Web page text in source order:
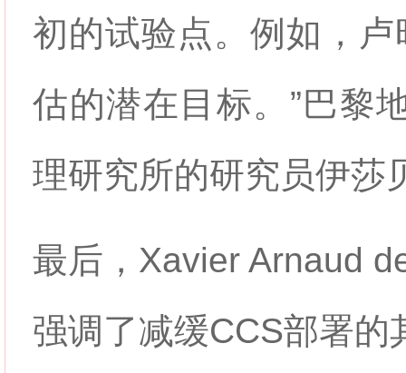
初的试验点。例如，
估的潜在目标。”巴黎
理研究所的研究员伊莎
最后，Xavier Arnaud
强调了减缓CCS部署的